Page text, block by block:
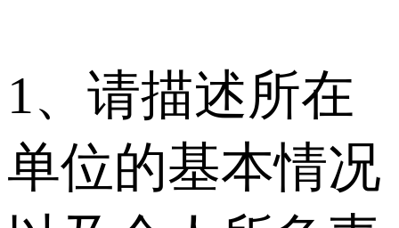
1、请描述所在
单位的基本情况